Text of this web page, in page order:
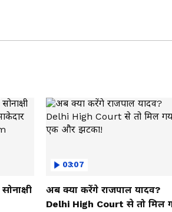
03:07
अब क्या करेंगे राजपाल यादव?
Delhi High Court से तो मिल